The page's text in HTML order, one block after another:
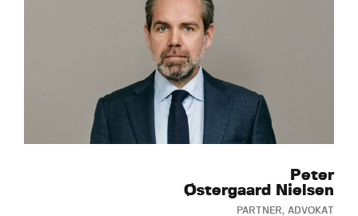
Peter
Østergaard Nielsen
PARTNER, ADVOKAT